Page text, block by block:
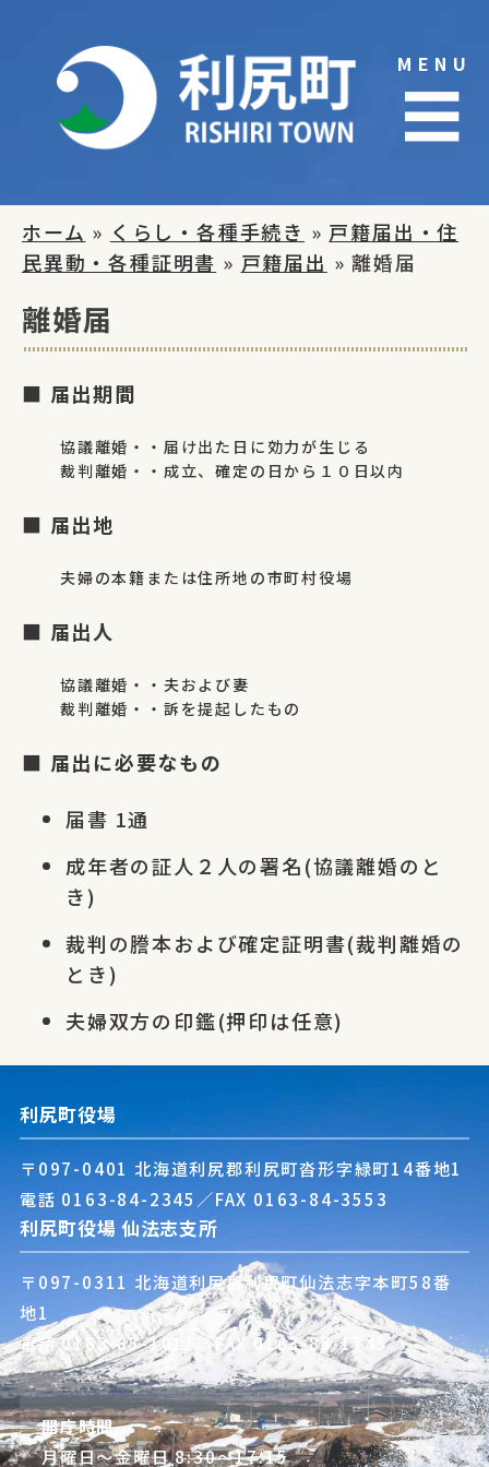
content
MENU
☰
ホーム » くらし・各種手続き » 戸籍届出・住
民異動・各種証明書 » 戸籍届出 » 離婚届
離婚届
■ 届出期間
協議離婚・・届け出た日に効力が生じる
裁判離婚・・成立、確定の日から１０日以内
■ 届出地
夫婦の本籍または住所地の市町村役場
■ 届出人
協議離婚・・夫および妻
裁判離婚・・訴を提起したもの
■ 届出に必要なもの
届書 1通
成年者の証人２人の署名(協議離婚のと
き)
裁判の謄本および確定証明書(裁判離婚の
とき)
夫婦双方の印鑑(押印は任意)
利尻町役場
〒097-0401 北海道利尻郡利尻町沓形字緑町14番地1
電話 0163-84-2345 ／FAX 0163-84-3553
利尻町役場 仙法志支所
〒097-0311 北海道利尻郡利尻町仙法志字本町58番
地1
電話0163-85-1011 ／FAX 0163-85-1745
開庁時間
月曜日～金曜日 8:30～17:15